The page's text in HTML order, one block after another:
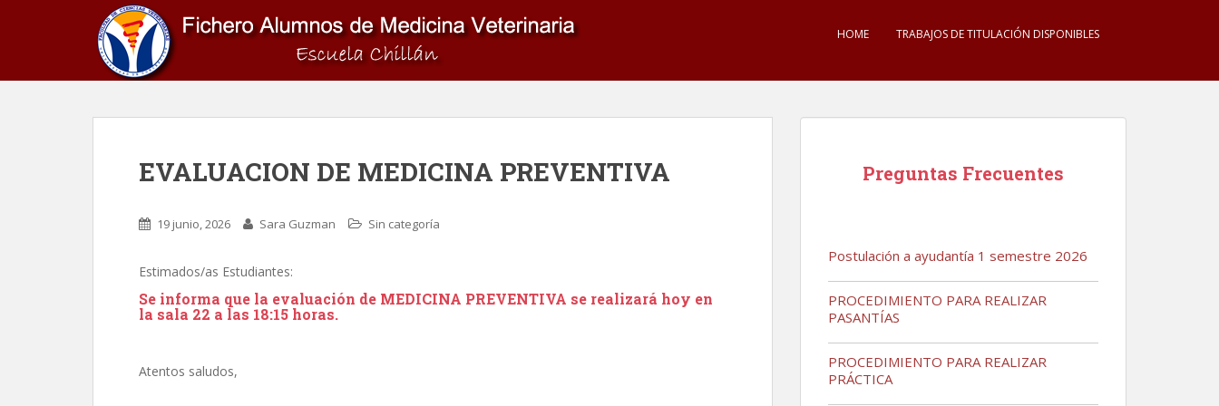
HOME TRABAJOS DE TITULACIÓN DISPONIBLES
EVALUACION DE MEDICINA PREVENTIVA
19 junio, 2026 Sara Guzman Sin categoría
Estimados/as Estudiantes:
Se informa que la evaluación de MEDICINA PREVENTIVA se realizará hoy en
la sala 22 a las 18:15 horas.
Atentos saludos,
Preguntas Frecuentes
Postulación a ayudantía 1 semestre 2026
PROCEDIMIENTO PARA REALIZAR
PASANTÍAS
PROCEDIMIENTO PARA REALIZAR
PRÁCTICA